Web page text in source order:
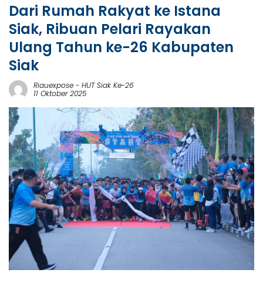
Dari Rumah Rakyat ke Istana
Siak, Ribuan Pelari Rayakan
Ulang Tahun ke-26 Kabupaten
Siak
Riauexpose - HUT Siak Ke-26
11 Oktober 2025